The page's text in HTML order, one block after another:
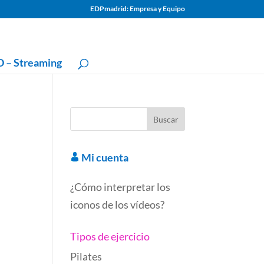
EDPmadrid: Empresa y Equipo
– Streaming
Mi cuenta
¿Cómo interpretar los
iconos de los vídeos?
Tipos de ejercicio
Pilates